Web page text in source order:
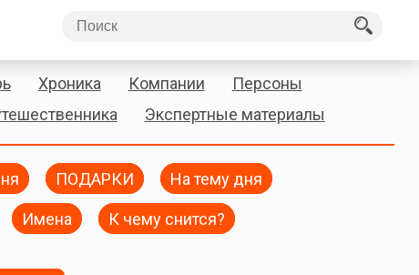
Хроника Компании
Персоны
Экспертные материалы
ПОДАРКИ На тему дня
Имена К чему снится?